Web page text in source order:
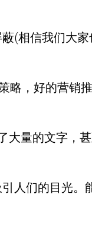
(相信我们大
略，好的营销
大量的文字，
人们的目光。